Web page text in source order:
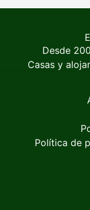
Desde
Casas y
Política de